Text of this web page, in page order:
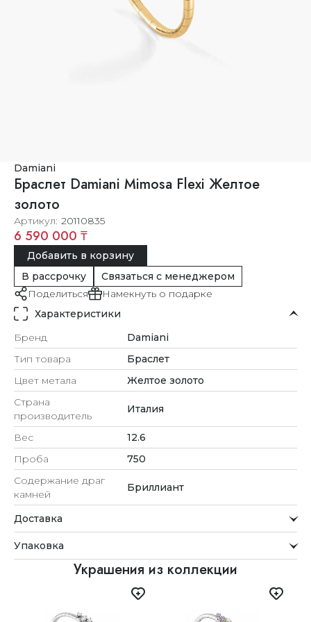
Damiani
Браслет Damiani Mimosa Flexi Желтое
золото
Артикул 20110835
6 590 000 ₸
Добавить в корзину
В рассрочку
Связаться с менеджером
Поделиться
Намекнуть о подарке
Характеристики
Бренд
Damiani
Тип товара
Браслет
Цвет метала
Желтое золото
Страна
производитель
Италия
Вес
12.6
Проба
750
Содержание драг
камней
Бриллиант
Доставка
Мы стремимся обрабатывать заказы максимально
быстро и доставлять их прямо до вашей двери в
удобное для вас время.
Упаковка
Внимание к деталям
Каждое украшение проходит тщательную проверку
Упаковка
Украшения из коллекции